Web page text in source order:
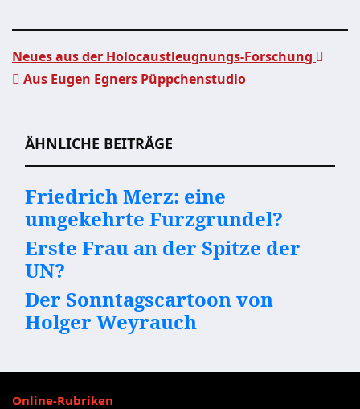
Neues aus der Holocaustleugnungs-Forschung
Aus Eugen Egners Püppchenstudio
ÄHNLICHE BEITRÄGE
Friedrich Merz: eine
umgekehrte Furzgrundel?
Erste Frau an der Spitze der
UN?
Der Sonntagscartoon von
Holger Weyrauch
Online-Rubriken